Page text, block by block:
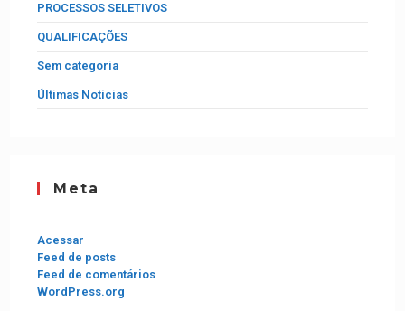
PROCESSOS SELETIVOS
QUALIFICAÇÕES
Sem categoria
Últimas Notícias
Meta
Acessar
Feed de posts
Feed de comentários
WordPress.org